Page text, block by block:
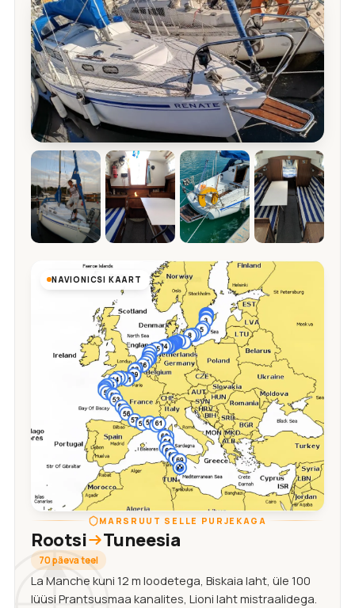
NAVIONICSI KAART
MARSRUUT SELLE PURJEKAGA
Rootsi Tuneesia
70 päeva teel
La Manche kuni 12 m loodetega, Biskaia laht, üle 100
lüüsi Prantsusmaa kanalites, Lioni laht mistraalidega.